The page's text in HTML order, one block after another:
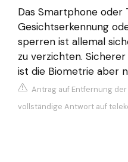
Das Smartphone oder
Gesichtserkennung
sperren ist allemal
zu verzichten.
ist die Biometrie aber
Antrag auf Entfernung
vollständige Antwort auf